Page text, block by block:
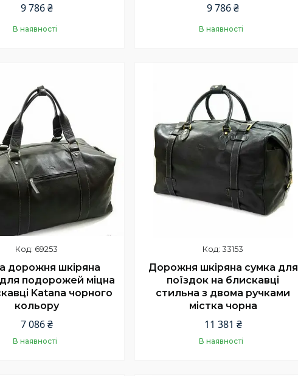
9 786 ₴
В наявності
9 786 ₴
В наявності
69253
дорожня шкіряна
подорожей міцна
Katana чорного
кольору
7 086 ₴
В наявності
33153
Дорожня шкіряна сумка для
поїздок на блискавці
стильна з двома ручками
містка чорна
11 381 ₴
В наявності